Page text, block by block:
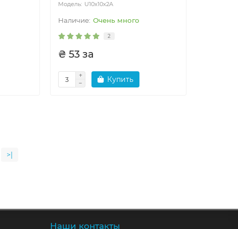
U10x10x2A
Очень много
2
₴ 53 за
Купить
>|
Наши контакты